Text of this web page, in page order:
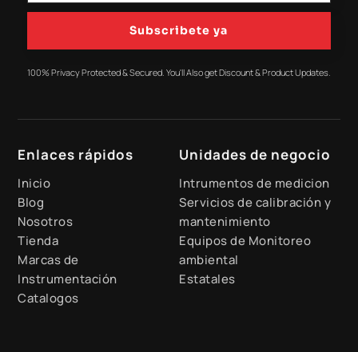
Subscribete ya
100% Privacy Protected & Secured. You'll Also get Discount & Product Updates.
Enlaces rápidos
Inicio
Blog
Nosotros
Tienda
Marcas de
Instrumentación
Catalogos
Unidades de negocio
Intrumentos de medicion
Servicios de calibración y
mantenimiento
Equipos de Monitoreo
ambiental
Estatales